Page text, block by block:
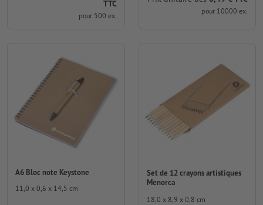
TTC
pour 500 ex.
pour 10000 ex.
A6 Bloc note Keystone
11,0 x 0,6 x 14,5 cm
Set de 12 crayons artistiques
Menorca
18,0 x 8,9 x 0,8 cm